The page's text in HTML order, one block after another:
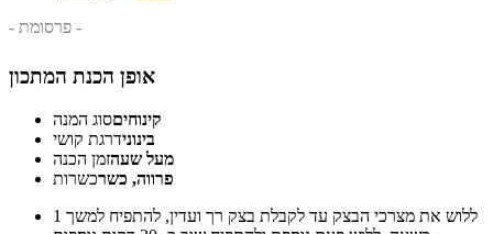
- פרסומת -
אופן הכנת המתכון
קינוחיםסוג המנה
בינונידרגת קושי
מעל שעהזמן הכנה
פרווה, כשרכשרות
1